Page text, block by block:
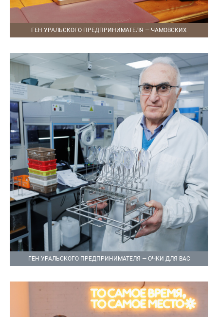
ГЕН УРАЛЬСКОГО ПРЕДПРИНИМАТЕЛЯ — ЧАМОВСКИХ
ГЕН УРАЛЬСКОГО ПРЕДПРИНИМАТЕЛЯ — ОЧКИ ДЛЯ ВАС